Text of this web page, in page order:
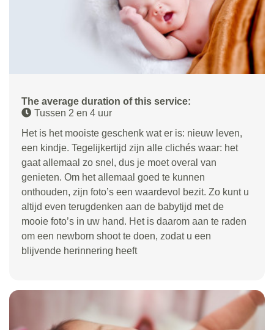
The average duration of this service:
Tussen 2 en 4 uur
Het is het mooiste geschenk wat er is: nieuw leven,
een kindje. Tegelijkertijd zijn alle clichés waar: het
gaat allemaal zo snel, dus je moet overal van
genieten. Om het allemaal goed te kunnen
onthouden, zijn foto’s een waardevol bezit. Zo kunt u
altijd even terugdenken aan de babytijd met de
mooie foto’s in uw hand. Het is daarom aan te raden
om een newborn shoot te doen, zodat u een
blijvende herinnering heeft